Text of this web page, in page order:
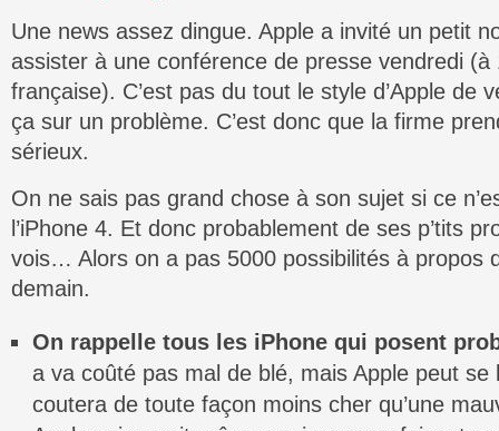
Une news assez dingue. Apple a invité un petit
assister à une conférence de presse vendredi (à
française). C’est pas du tout le style d’Apple de
ça sur un problème. C’est donc que la firme
sérieux.
On ne sais pas grand chose à son sujet si ce
l’iPhone 4. Et donc probablement de ses p’tits
vois… Alors on a pas 5000 possibilités à propos
demain.
On rappelle tous les iPhone qui posent
a va coûté pas mal de blé, mais Apple peut
coutera de toute façon moins cher qu’une